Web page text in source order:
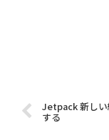
Jetpack 新しい
する